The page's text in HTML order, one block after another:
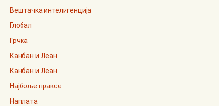
Вештачка интелигенција
Глобал
Грчка
Канбан и Леан
Канбан и Леан
Најбоље праксе
Наплата